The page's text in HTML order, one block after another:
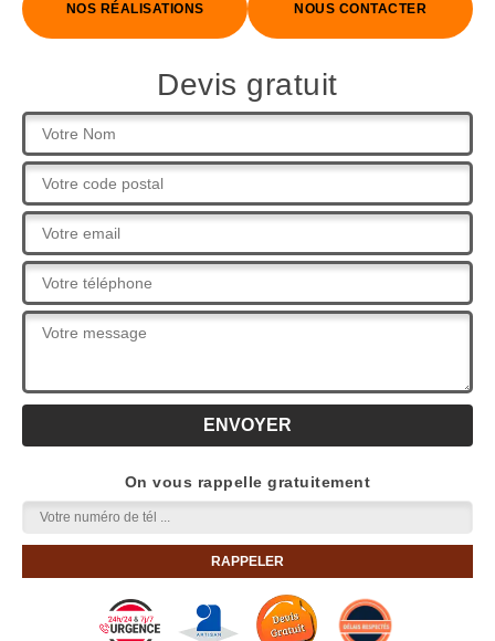
NOS RÉALISATIONS NOUS CONTACTER
Devis gratuit
On vous rappelle gratuitement